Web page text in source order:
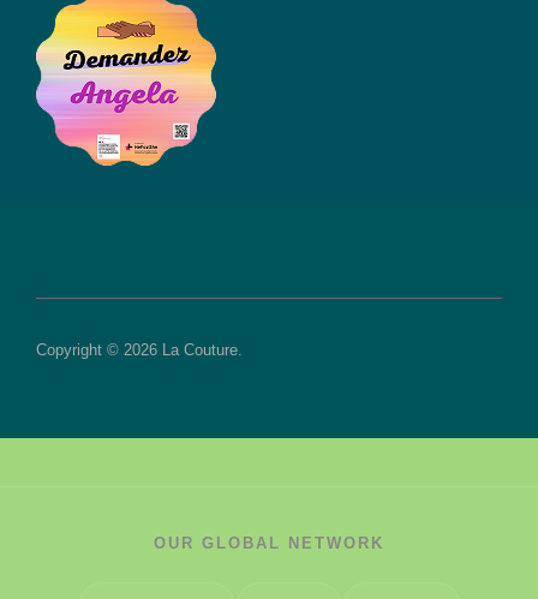
Copyright © 2026 La Couture.
OUR GLOBAL NETWORK